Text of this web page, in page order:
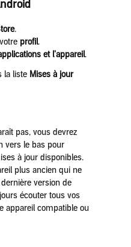
.
profil.
et l’appareil.
la liste Mises à jour
pas, vous devrez
vers le bas pour
à jour disponibles.
plus ancien qui ne
version de
écouter tous vos
appareil compatible ou